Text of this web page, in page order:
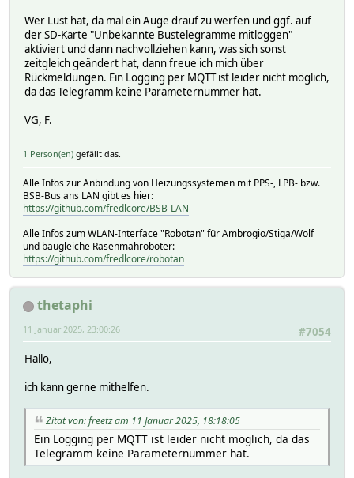
Wer Lust hat, da mal ein Auge drauf zu werfen und ggf. auf
der SD-Karte "Unbekannte Bustelegramme mitloggen"
aktiviert und dann nachvollziehen kann, was sich sonst
zeitgleich geändert hat, dann freue ich mich über
Rückmeldungen. Ein Logging per MQTT ist leider nicht möglich,
da das Telegramm keine Parameternummer hat.
VG, F.
1 Person(en) gefällt das.
Alle Infos zur Anbindung von Heizungssystemen mit PPS-, LPB- bzw.
BSB-Bus ans LAN gibt es hier:
https://github.com/fredlcore/BSB-LAN
Alle Infos zum WLAN-Interface "Robotan" für Ambrogio/Stiga/Wolf
und baugleiche Rasenmähroboter:
https://github.com/fredlcore/robotan
thetaphi
#7054
11 Januar 2025, 23:00:26
Hallo,
ich kann gerne mithelfen.
Zitat von: freetz am 11 Januar 2025, 18:18:05
Ein Logging per MQTT ist leider nicht möglich, da das
Telegramm keine Parameternummer hat.